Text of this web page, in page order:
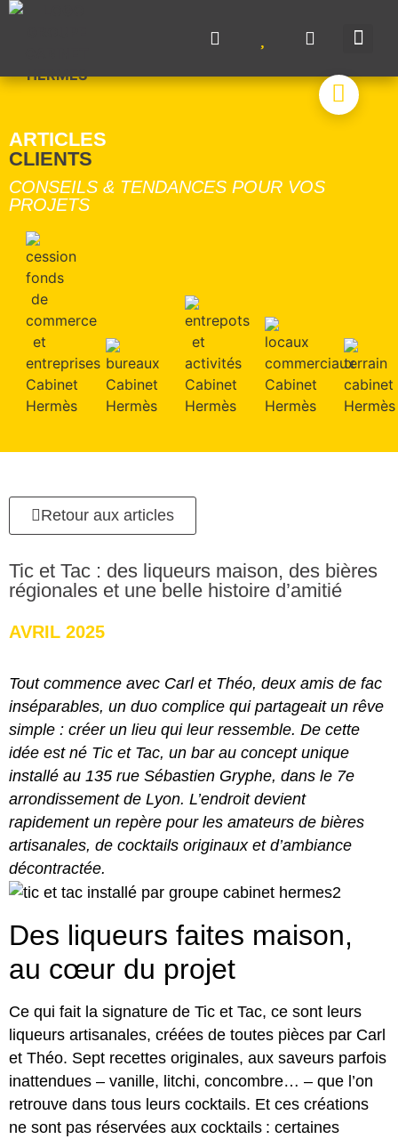
ARTICLES
CLIENTS
CONSEILS & TENDANCES POUR VOS
PROJETS
Retour aux articles
Tic et Tac : des liqueurs maison, des bières
régionales et une belle histoire d’amitié
AVRIL 2025
Tout commence avec Carl et Théo, deux amis de fac
inséparables, un duo complice qui partageait un rêve
simple : créer un lieu qui leur ressemble. De cette
idée est né Tic et Tac, un bar au concept unique
installé au 135 rue Sébastien Gryphe, dans le 7e
arrondissement de Lyon. L’endroit devient
rapidement un repère pour les amateurs de bières
artisanales, de cocktails originaux et d’ambiance
décontractée.
Des liqueurs faites maison,
au cœur du projet
Ce qui fait la signature de Tic et Tac, ce sont leurs
liqueurs artisanales, créées de toutes pièces par Carl
et Théo. Sept recettes originales, aux saveurs parfois
inattendues – vanille, litchi, concombre… – que l’on
retrouve dans tous leurs cocktails. Et ces créations
ne sont pas réservées aux cocktails : certaines